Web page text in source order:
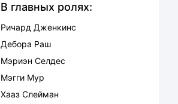
В главных ролях:
Ричард Дженкинс
Дебора Раш
Мэриэн Селдес
Мэгги Мур
Хааз Слейман